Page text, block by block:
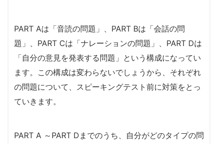
PART Aは「音読の問題」、PART Bは「会話の問
題」、PART Cは「ナレーションの問題」、PART Dは
「自分の意見を発表する問題」という構成になってい
ます。この構成は変わらないでしょうから、それぞれ
の問題について、スピーキングテスト前に対策をとっ
ていきます。
PART A ～PART Dまでのうち、自分がどのタイプの問